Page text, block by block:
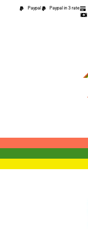
Paypal Paypal in 3 rate